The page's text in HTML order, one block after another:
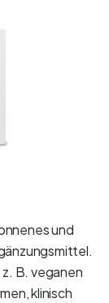
und
B. veganen
klinisch